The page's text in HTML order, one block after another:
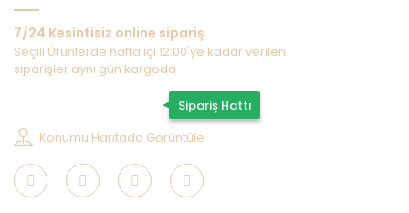
7/24 Kesintisiz online sipariş.
Seçili Ürünlerde hafta içi 12:00'ye kadar verilen
siparişler aynı gün kargoda
Sipariş Hattı
Konumu Haritada Görüntüle